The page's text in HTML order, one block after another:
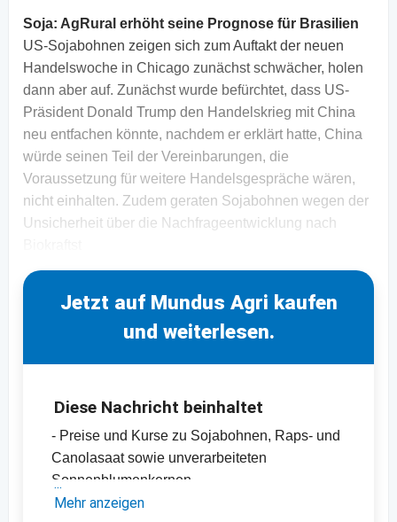
Soja: AgRural erhöht seine Prognose für Brasilien
US-Sojabohnen zeigen sich zum Auftakt der neuen
Handelswoche in Chicago zunächst schwächer, holen
dann aber auf. Zunächst wurde befürchtet, dass US-
Präsident Donald Trump den Handelskrieg mit China
neu entfachen könnte, nachdem er erklärt hatte, China
würde seinen Teil der Vereinbarungen, die
Voraussetzung für weitere Handelsgespräche wären,
nicht einhalten. Zudem geraten Sojabohnen wegen der
Unsicherheit über die Nachfrageentwicklung nach
Jetzt auf Mundus Agri kaufen
und weiterlesen.
Diese Nachricht beinhaltet
- Preise und Kurse zu Sojabohnen, Raps- und
Canolasaat sowie unverarbeiteten
Sonnenblumenkernen
- Sojaschrot-, Canola- und Rapsschrot- sowie
Mehr anzeigen